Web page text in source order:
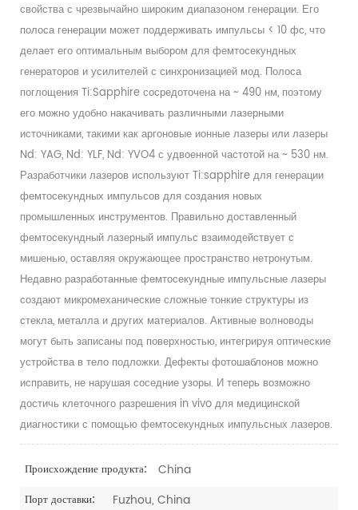
свойства с чрезвычайно широким диапазоном генерации. Его
полоса генерации может поддерживать импульсы < 10 фс, что
делает его оптимальным выбором для фемтосекундных
генераторов и усилителей с синхронизацией мод. Полоса
поглощения Ti:Sapphire сосредоточена на ~ 490 нм, поэтому
его можно удобно накачивать различными лазерными
источниками, такими как аргоновые ионные лазеры или лазеры
Nd: YAG, Nd: YLF, Nd: YVO4 с удвоенной частотой на ~ 530 нм.
Разработчики лазеров используют Ti:sapphire для генерации
фемтосекундных импульсов для создания новых
промышленных инструментов. Правильно доставленный
фемтосекундный лазерный импульс взаимодействует с
мишенью, оставляя окружающее пространство нетронутым.
Недавно разработанные фемтосекундные импульсные лазеры
создают микромеханические сложные тонкие структуры из
стекла, металла и других материалов. Активные волноводы
могут быть записаны под поверхностью, интегрируя оптические
устройства в тело подложки. Дефекты фотошаблонов можно
исправить, не нарушая соседние узоры. И теперь возможно
достичь клеточного разрешения in vivo для медицинской
диагностики с помощью фемтосекундных импульсных лазеров.
Происхождение продукта: China
Порт доставки: Fuzhou, China